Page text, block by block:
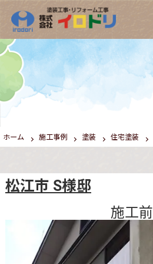
ホーム 施工事例 塗装 住宅塗装
松江市 S様邸
施工前